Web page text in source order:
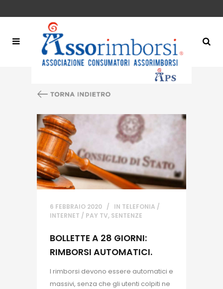
6 FEBBRAIO 2020 IN TELEFONIA /
INTERNET / PAY TV, SENTENZE
BOLLETTE A 28 GIORNI:
RIMBORSI AUTOMATICI.
I rimborsi devono essere automatici e
massivi, senza che gli utenti colpiti ne